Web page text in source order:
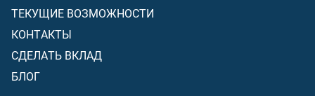
ТЕКУЩИЕ ВОЗМОЖНОСТИ
КОНТАКТЫ
СДЕЛАТЬ ВКЛАД
БЛОГ